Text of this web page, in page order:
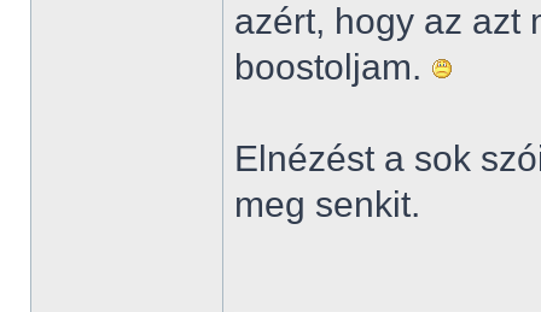
azért, hogy az azt
boostoljam.
Elnézést a sok
meg senkit.